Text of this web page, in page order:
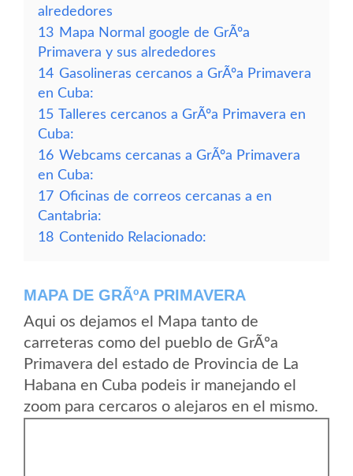
alrededores
13 Mapa Normal google de GrÃºa
Primavera y sus alrededores
14 Gasolineras cercanos a GrÃºa Primavera
en Cuba:
15 Talleres cercanos a GrÃºa Primavera en
Cuba:
16 Webcams cercanas a GrÃºa Primavera
en Cuba:
17 Oficinas de correos cercanas a en
Cantabria:
18 Contenido Relacionado:
MAPA DE GRÃºA PRIMAVERA
Aqui os dejamos el Mapa tanto de
carreteras como del pueblo de GrÃºa
Primavera del estado de Provincia de La
Habana en Cuba podeis ir manejando el
zoom para cercaros o alejaros en el mismo.